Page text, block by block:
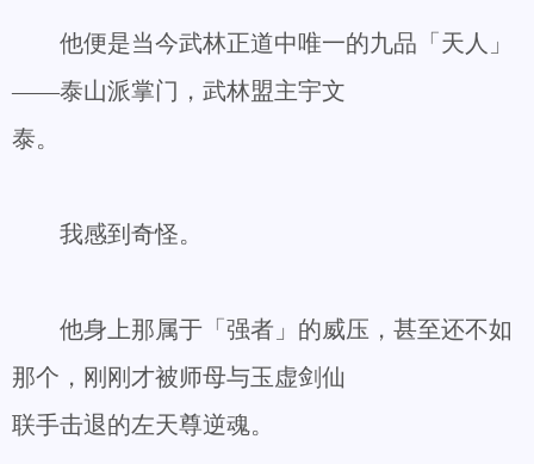
他便是当今武林正道中唯一的九品「天人」
——泰山派掌门，武林盟主宇文
泰。
我感到奇怪。
他身上那属于「强者」的威压，甚至还不如
那个，刚刚才被师母与玉虚剑仙
联手击退的左天尊逆魂。